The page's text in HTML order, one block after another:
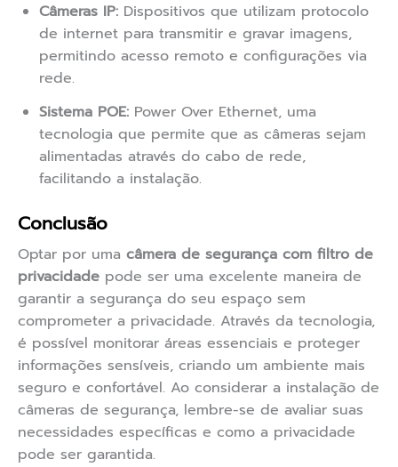
Câmeras IP: Dispositivos que utilizam protocolo
de internet para transmitir e gravar imagens,
permitindo acesso remoto e configurações via
rede.
Sistema POE: Power Over Ethernet, uma
tecnologia que permite que as câmeras sejam
alimentadas através do cabo de rede,
facilitando a instalação.
Conclusão
Optar por uma câmera de segurança com filtro de
privacidade pode ser uma excelente maneira de
garantir a segurança do seu espaço sem
comprometer a privacidade. Através da tecnologia,
é possível monitorar áreas essenciais e proteger
informações sensíveis, criando um ambiente mais
seguro e confortável. Ao considerar a instalação de
câmeras de segurança, lembre-se de avaliar suas
necessidades específicas e como a privacidade
pode ser garantida.